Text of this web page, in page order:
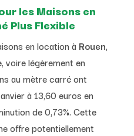
les Maisons en
Plus Flexible
en location à Rouen,
voire légèrement en
au mètre carré ont
à 13,60 euros en
de 0,73%. Cette
offre potentiellement